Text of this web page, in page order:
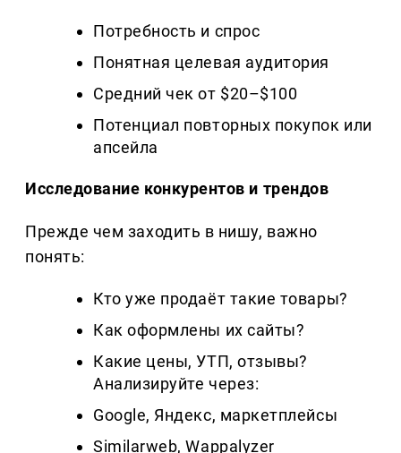
Потребность и спрос
Понятная целевая аудитория
Средний чек от $20–$100
Потенциал повторных покупок или
апсейла
Исследование конкурентов и трендов
Прежде чем заходить в нишу, важно
понять:
Кто уже продаёт такие товары?
Как оформлены их сайты?
Какие цены, УТП, отзывы?
Анализируйте через:
Google, Яндекс, маркетплейсы
Similarweb, Wappalyzer